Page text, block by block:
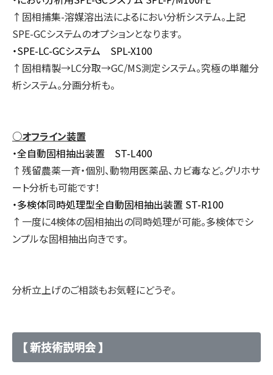
↑固相捕集-溶媒溶出法によるにおい分析システム。上記
SPE-GCシステムのオプションとなります。
・SPE-LC-GCシステム SPL-X100
↑固相精製→LC分取→GC/MS測定システム。究極の単離分
析システム。分画分析も。
○オフライン装置
・全自動固相抽出装置 ST-L400
↑残留農薬一斉・個別、動物用医薬品、カビ毒など。グリホサ
ート分析も可能です！
・多検体同時処理型全自動固相抽出装置 ST-R100
↑一度に4検体の固相抽出の同時処理が可能。多検体でシ
ンプルな固相抽出向きです。
分析立上げのご相談もお気軽にどうぞ。
【 新技術説明会 】